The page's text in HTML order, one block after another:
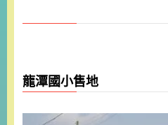
龍潭國小售地